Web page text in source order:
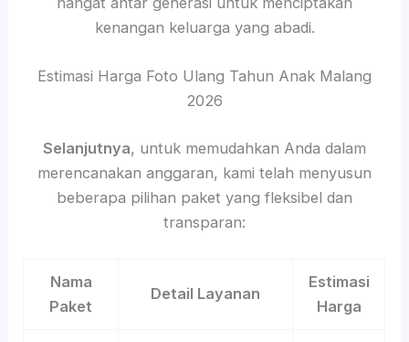
kenangan keluarga yang abadi.
Estimasi Harga Foto Ulang Tahun Anak Malang
2026
Selanjutnya, untuk memudahkan Anda dalam
merencanakan anggaran, kami telah menyusun
beberapa pilihan paket yang fleksibel dan
transparan:
Nama
Paket
Detail Layanan
Estimasi
Harga